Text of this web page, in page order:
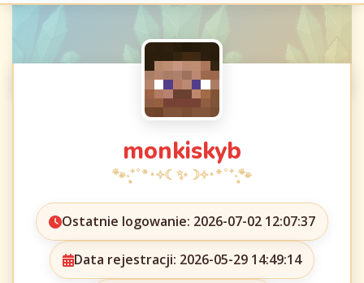
monkiskyb
Ostatnie logowanie: 2026-07-02 12:07:37
Data rejestracji: 2026-05-29 14:49:14